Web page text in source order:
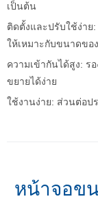
เป็นต้น
ติดตั้งและปรับใช้ง่า
ให้เหมาะกับขนาดขอ
ความเข้ากันได้สูง: ร
ขยายได้ง่าย
ใช้งานง่าย: ส่วนต่อป
หน้าจอข